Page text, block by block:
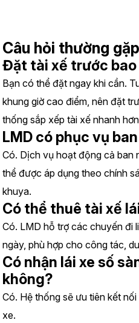
Câu hỏi thường gặp
Đặt tài xế trước bao
Bạn có thể đặt ngay khi cần.
khung giờ cao điểm, nên đặt
thống sắp xếp tài xế nhanh
LMD có phục vụ
Có. Dịch vụ hoạt động cả ban
thể được áp dụng theo chính
khuya.
Có thể thuê tài xế
Có. LMD hỗ trợ các chuyến đi
ngày, phù hợp cho công tác,
Có nhận lái xe số
không?
Có. Hệ thống sẽ ưu tiên kết
xe.